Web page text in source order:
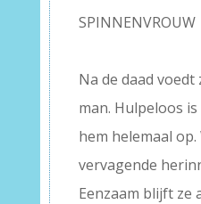
SPINNENVROUW
Na de daad voedt
man. Hulpeloos
hem helemaal
vervagende
Eenzaam blijft ze